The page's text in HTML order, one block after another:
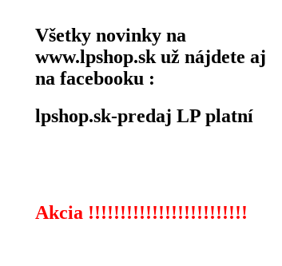
Všetky novinky na
www.lpshop.sk už nájdete aj
na facebooku :
lpshop.sk-predaj LP platní
Akcia !!!!!!!!!!!!!!!!!!!!!!!!!